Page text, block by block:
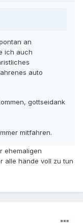
an
ich auch
auto
gottseidank
mitfahren.
ehemaligen
alle hände voll zu tun